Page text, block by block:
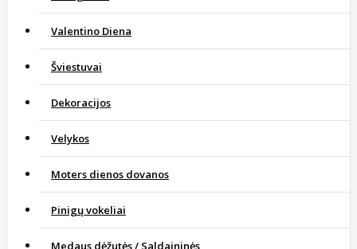
Valentino Diena
Šviestuvai
Dekoracijos
Velykos
Moters dienos dovanos
Pinigų vokeliai